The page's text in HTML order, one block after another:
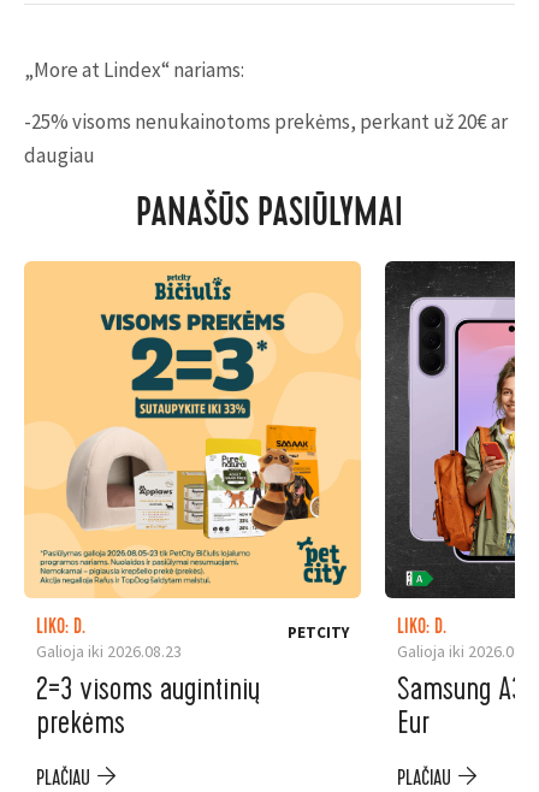
„More at Lindex“ nariams:
-25% visoms nenukainotoms prekėms, perkant už 20€ ar
daugiau
PANAŠŪS PASIŪLYMAI
LIKO: D.
Galioja iki 2026.08.23
PETCITY
2=3 visoms augintinių
prekėms
PLAČIAU
LIKO: D.
Galioja iki
Samsung
Eur
PLAČIAU